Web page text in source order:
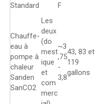
Standard
F
Chauffe-
eau à
pompe à
chaleur
Sanden
SanCO2
Les
deux
(do
mest
ique
et
com
merc
~3
,75
-
3,8
43, 83 et
119
gallons